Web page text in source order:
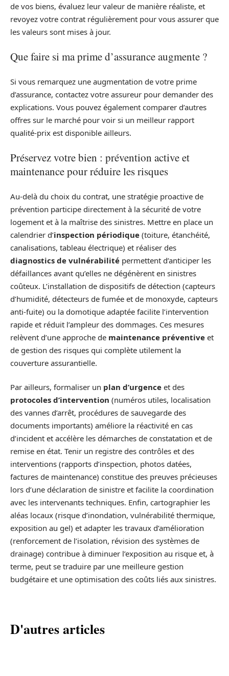
de vos biens, évaluez leur valeur de manière réaliste, et
revoyez votre contrat régulièrement pour vous assurer que
les valeurs sont mises à jour.
Que faire si ma prime d’assurance augmente ?
Si vous remarquez une augmentation de votre prime
d’assurance, contactez votre assureur pour demander des
explications. Vous pouvez également comparer d’autres
offres sur le marché pour voir si un meilleur rapport
qualité-prix est disponible ailleurs.
Préservez votre bien : prévention active et
maintenance pour réduire les risques
Au-delà du choix du contrat, une stratégie proactive de
prévention participe directement à la sécurité de votre
logement et à la maîtrise des sinistres. Mettre en place un
calendrier d’inspection périodique (toiture, étanchéité,
canalisations, tableau électrique) et réaliser des
diagnostics de vulnérabilité permettent d’anticiper les
défaillances avant qu’elles ne dégénèrent en sinistres
coûteux. L’installation de dispositifs de détection (capteurs
d’humidité, détecteurs de fumée et de monoxyde, capteurs
anti-fuite) ou la domotique adaptée facilite l’intervention
rapide et réduit l’ampleur des dommages. Ces mesures
relèvent d’une approche de maintenance préventive et
de gestion des risques qui complète utilement la
couverture assurantielle.
Par ailleurs, formaliser un plan d’urgence et des
protocoles d’intervention (numéros utiles, localisation
des vannes d’arrêt, procédures de sauvegarde des
documents importants) améliore la réactivité en cas
d’incident et accélère les démarches de constatation et de
remise en état. Tenir un registre des contrôles et des
interventions (rapports d’inspection, photos datées,
factures de maintenance) constitue des preuves précieuses
lors d’une déclaration de sinistre et facilite la coordination
avec les intervenants techniques. Enfin, cartographier les
aléas locaux (risque d’inondation, vulnérabilité thermique,
exposition au gel) et adapter les travaux d’amélioration
(renforcement de l’isolation, révision des systèmes de
drainage) contribue à diminuer l’exposition au risque et, à
terme, peut se traduire par une meilleure gestion
budgétaire et une optimisation des coûts liés aux sinistres.
D'autres articles